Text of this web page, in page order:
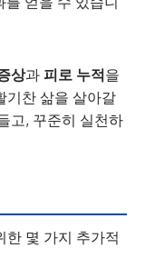
상과 피로 누적을
기찬 삶을 살아갈
고, 꾸준히 실천하
한 몇 가지 추가적